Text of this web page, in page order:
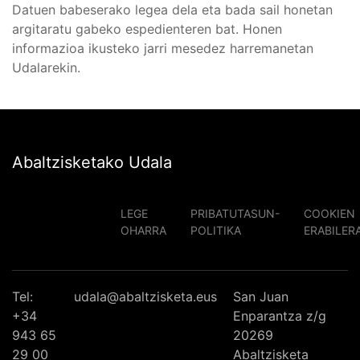
Datuen babeserako legea dela eta bada sail honetan
argitaratu gabeko espedienteren bat. Honen
informazioa ikusteko jarri mesedez harremanetan
Udalarekin.
Abaltzisketako Udala
LEGE
OHARRA
PRIBATUTASUN-
POLITIKA
COOKIEN
Tel:
+34
943 65
29 00
udala@abaltzisketa.eus
San Juan
Enparantza z/g
20269
Abaltzisketa